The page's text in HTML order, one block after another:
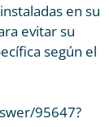
en su
evitar su
según el
95647?